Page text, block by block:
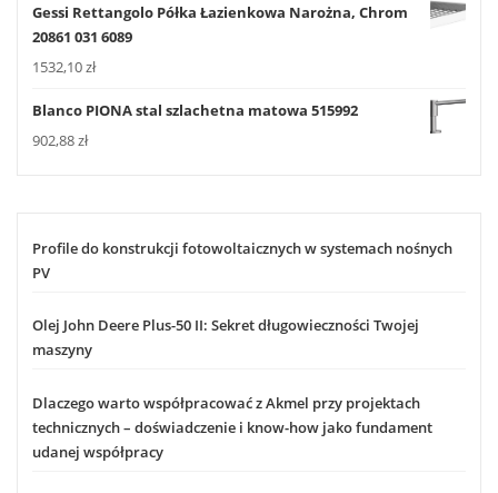
Gessi Rettangolo Półka Łazienkowa Narożna, Chrom
20861 031 6089
1532,10zł
Blanco PIONA stal szlachetna matowa 515992
902,88zł
Profile do konstrukcji fotowoltaicznych w systemach nośnych
PV
Olej John Deere Plus-50 II: Sekret długowieczności Twojej
maszyny
Dlaczego warto współpracować z Akmel przy projektach
technicznych – doświadczenie i know-how jako fundament
udanej współpracy